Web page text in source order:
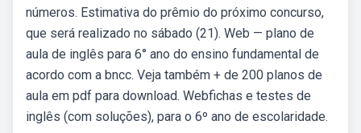
números. Estimativa do prêmio do próximo concurso,
que será realizado no sábado (21). Web — plano de
aula de inglês para 6° ano do ensino fundamental de
acordo com a bncc. Veja também + de 200 planos de
aula em pdf para download. Webfichas e testes de
inglês (com soluções), para o 6º ano de escolaridade.